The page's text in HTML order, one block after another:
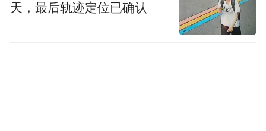
天，最后轨迹定位已确认